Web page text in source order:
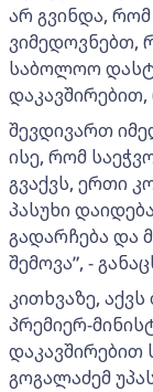
არ გვინდა,
ვიმედოვნებთ,
საბოლოო
დაკავშირებით,
შევდივართ
ისე, რომ
გვაქვს, ერთი
პასუხი
გადარჩება და
შემოვა”, -
კითხვაზე,
პრემიერ-
დაკავშირებით
გოგალაძემ